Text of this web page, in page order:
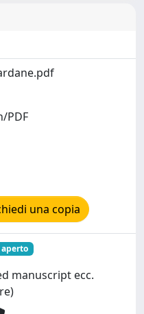
PDF
una copia
aperto
manuscript ecc.